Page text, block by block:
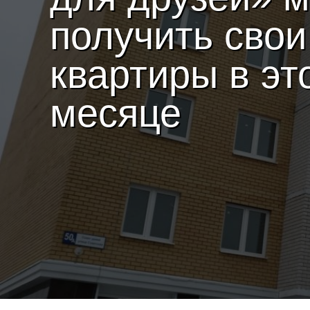
получить свои
квартиры в
месяце